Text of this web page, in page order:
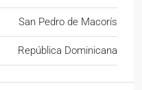
San Pedro de Macorís
República Dominicana